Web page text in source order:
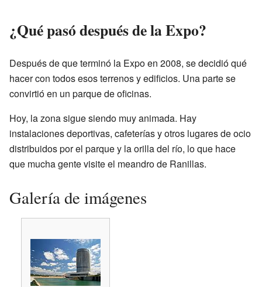
¿Qué pasó después de la Expo?
Después de que terminó la Expo en 2008, se decidió qué
hacer con todos esos terrenos y edificios. Una parte se
convirtió en un parque de oficinas.
Hoy, la zona sigue siendo muy animada. Hay
instalaciones deportivas, cafeterías y otros lugares de ocio
distribuidos por el parque y la orilla del río, lo que hace
que mucha gente visite el meandro de Ranillas.
Galería de imágenes